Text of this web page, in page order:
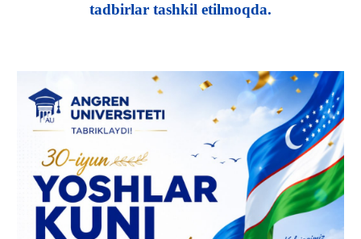
tadbirlar tashkil etilmoqda.